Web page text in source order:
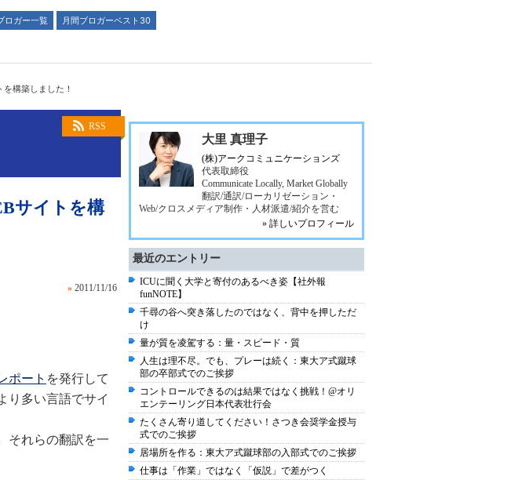
ロガー一覧
月間ブロガーベスト30
構築しました！
RSS
サイトを構
» 2011/11/16
ポート を発行して
り多い言語でサイ
それらの翻訳を一
大里 真理子
(株)アークコミュニケーションズ
代表取締役
Communicate Locally, Market Globally
翻訳/通訳/ローカリゼーション・
Web/クロスメディア制作・人材派遣/紹介を営む
» 詳しいプロフィール
最近のエントリー
ICUに聞く大学と寄付のあるべき姿【社外報
funNOTE】
千尋の谷へ突き落したのではなく、背中を押しただ
け
量が質を凌駕する：量・スピード・質
人生は理不尽。でも、プレーは続く：東大ア式蹴球
部の卒部式でのご挨拶
コントロールできるのは結果ではなく挑戦！@オリ
エンテーリング日本代表壮行会
たくさん寄り道してください！さつき会奨学金授与
式でのご挨拶
居場所を作る：東大ア式蹴球部の入部式でのご挨拶
仕事は「作業」ではなく「仮説」で差がつく